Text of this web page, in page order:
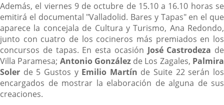
Además, el viernes 9 de octubre de 15.10 a 16.10 horas se
emitirá el documental "Valladolid. Bares y Tapas" en el que
aparece la concejala de Cultura y Turismo, Ana Redondo,
junto con cuatro de los cocineros más premiados en los
concursos de tapas. En esta ocasión José Castrodeza de
Villa Paramesa; Antonio Gonzálezde Los Zagales, Palmira
Soler de 5 Gustos y Emilio Martín de Suite 22 serán los
encargados de mostrar la elaboración de alguna de sus
creaciones.